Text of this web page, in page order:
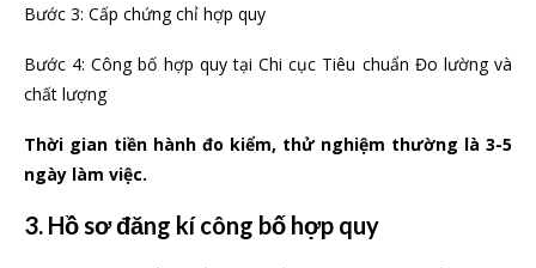
Bước 3: Cấp chứng chỉ hợp quy
Bước 4: Công bố hợp quy tại Chi cục Tiêu chuẩn Đo lường và
chất lượng
Thời gian tiền hành đo kiểm, thử nghiệm thường là 3-5
ngày làm việc.
3. Hồ sơ đăng kí công bố hợp quy